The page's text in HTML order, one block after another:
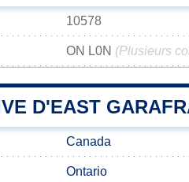
10578
ON L0N (Plusieurs
D'EAST
Canada
Ontario